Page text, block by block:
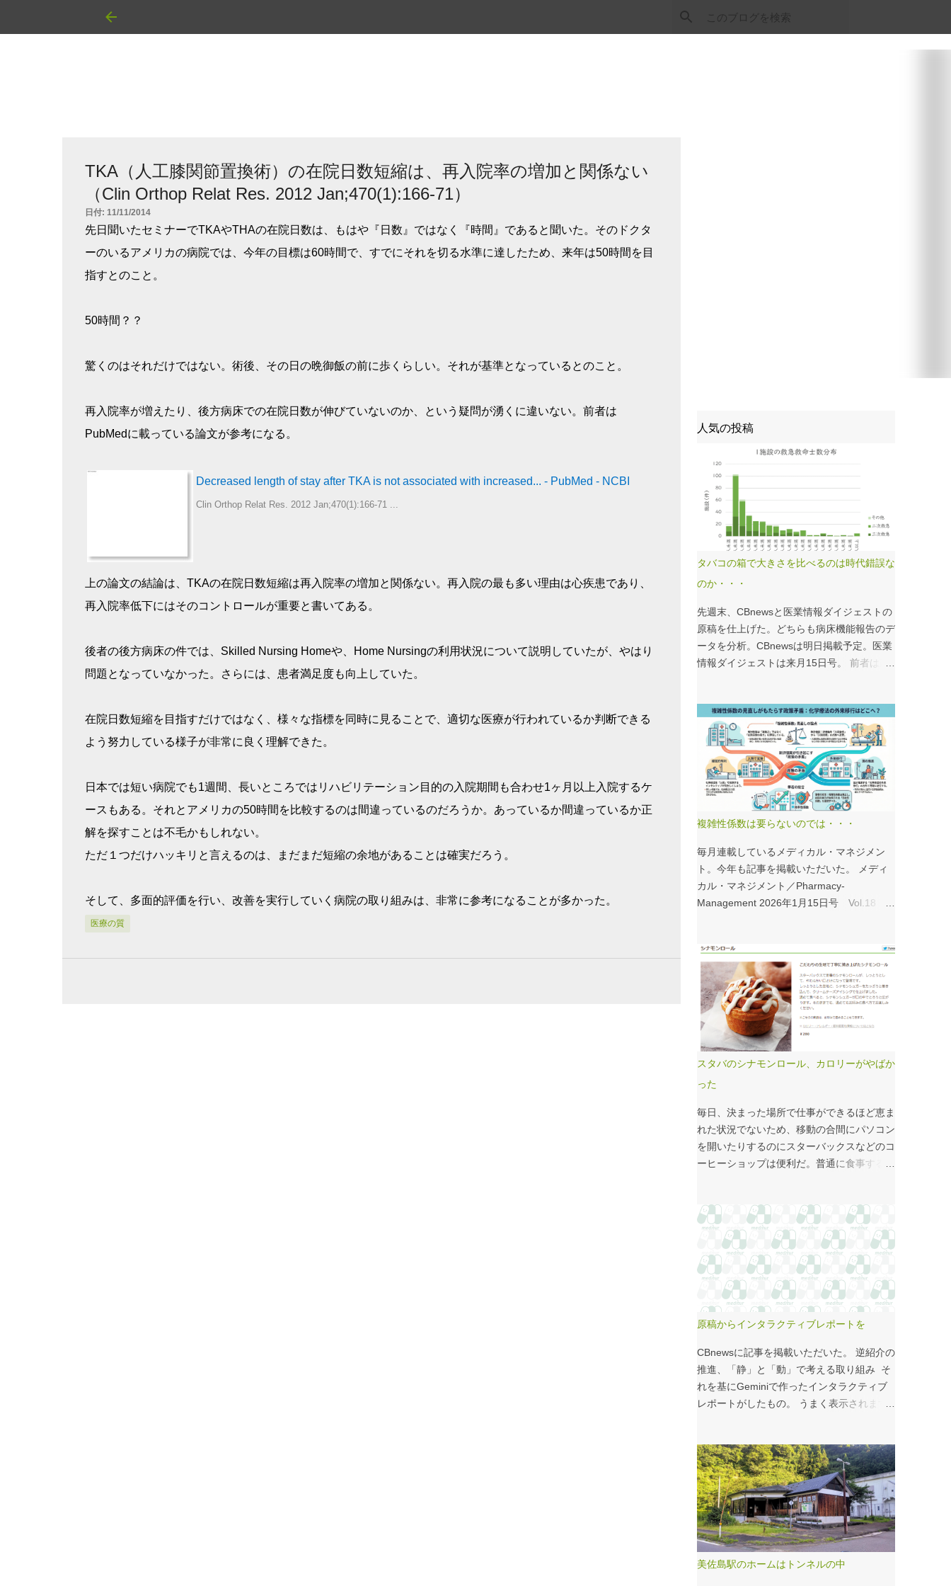
TKA（人工膝関節置換術）の在院日数短縮は、再入院率の増加と関係ない
（Clin Orthop Relat Res. 2012 Jan;470(1):166-71）
日付: 11/11/2014
先日聞いたセミナーでTKAやTHAの在院日数は、もはや『日数』ではなく『時間』であると聞いた。そのドクタ
ーのいるアメリカの病院では、今年の目標は60時間で、すでにそれを切る水準に達したため、来年は50時間を目
指すとのこと。
50時間？？
驚くのはそれだけではない。術後、その日の晩御飯の前に歩くらしい。それが基準となっているとのこと。
再入院率が増えたり、後方病床での在院日数が伸びていないのか、という疑問が湧くに違いない。前者は
PubMedに載っている論文が参考になる。
Decreased length of stay after TKA is not associated with increased... - PubMed - NCBI
Clin Orthop Relat Res. 2012 Jan;470(1):166-71 ...
上の論文の結論は、TKAの在院日数短縮は再入院率の増加と関係ない。再入院の最も多い理由は心疾患であり、
再入院率低下にはそのコントロールが重要と書いてある。
後者の後方病床の件では、Skilled Nursing Homeや、Home Nursingの利用状況について説明していたが、やはり
問題となっていなかった。さらには、患者満足度も向上していた。
在院日数短縮を目指すだけではなく、様々な指標を同時に見ることで、適切な医療が行われているか判断できる
よう努力している様子が非常に良く理解できた。
日本では短い病院でも1週間、長いところではリハビリテーション目的の入院期間も合わせ1ヶ月以上入院するケ
ースもある。それとアメリカの50時間を比較するのは間違っているのだろうか。あっているか間違っているか正
解を探すことは不毛かもしれない。
ただ１つだけハッキリと言えるのは、まだまだ短縮の余地があることは確実だろう。
そして、多面的評価を行い、改善を実行していく病院の取り組みは、非常に参考になることが多かった。
医療の質
人気の投稿
タバコの箱で大きさを比べるのは時代錯誤な
のか・・・
先週末、CBnewsと医業情報ダイジェストの
原稿を仕上げた。どちらも病床機能報告のデ
ータを分析。CBnewsは明日掲載予定。医業
情報ダイジェストは来月15日号。 前者は建
さんも病床機能報告をチェックすることをお
すすめしたい。 具体的にどうみたらいい
の？ なぜおすすめなの？という疑問には、
医業情報ダイジェストの記事をお読みくださ
い！なのだが、分析結果の一例は下のグラ
フ。 病床機能報告（2023年度報告）を基に
勤換算）の合計。人数が0人の施設は集計に
含まない この施設は何人いるんだろう？、
あの施設は何人だろう？と見てみるだけでも
十分興味深いが、上のグラフのような情報が
頭に入っていると、比較整理しやすいと思
国府の国司館（こくしのたち）を復元したも
のだ。写真だけでは、大きさが分かりづらい
はずだ。 今月訪れた武蔵国府跡 実際には10
分の1サイズの模型なので、それほど大きく
ない。人が一緒に写っている新聞記事（
（まちの記憶）武蔵国府跡 東京都府中市：
朝日新聞デジタル ）を見れば、大きさがわ
かりやすい。 救急救命士も同じで、うちは2
人いる、3人いるといったところで、それが
見ても情報は十分でないかもしれない。しか
し、ヒストグラムなどをあわせて見れば、相
対的なポジションが分かりやすい。朝日新聞
でタバコの箱を横に並べるのって、最近見か
けないなぁ・・・。このご時世、タバコは
NGなのか？？
複雑性係数は要らないのでは・・・
毎月連載しているメディカル・マネジメン
ト。今年も記事を掲載いただいた。 メディ
カル・マネジメント／Pharmacy-
Management 2026年1月15日号 Vol.18
価係数IIの現行の複雑性係数は「複雑さ」を
評価していない -「入院初期までの包括範囲
出来高点数」が高いのは化学療法 複雑性係
数は微妙だ・・・と言い続けて10数年、よ
うやく見直されるようだ。ただ、その見直し
内容も微妙では？？？というのが記事の主
頃、各方面から「話が長い」と言われている
ので、自分が話すよりAIが話した方がよいと
言われるのは時間の問題だろう。
スタバのシナモンロール、カロリーがやばか
った
毎日、決まった場所で仕事ができるほど恵ま
れた状況でないため、移動の合間にパソコン
を開いたりするのにスターバックスなどのコ
ーヒーショップは便利だ。普通に食事する時
ら、コーヒーを飲むこともある。 このシナ
モンロール。とても甘くてコーヒーにはぴっ
たりなのだが、いつもカロリーが気になって
いた。お腹の肉がだいぶたるんできたのは、
こいつのせいもあるのではないかと。 シナ
モンロール 556kcal 出所：
en-food.pdf 調べてビビった。これはまず
い。下手な食事以上のカロリーだ。 この
556kcalがどのくらいヤバイのか、スターバ
ックス以上に良く行くマクドナルドで考えて
みる。（ちなみにマクドナルドは食事目的で
じもの（530kcal～580kcal）を次のマクドナ
ルド商品から２つ選んでください ハンバー
ガー ビッグマック ダブルクォーターパウン
ダー・チーズ フィレオフィッシュ てりやき
マックバーガー マックフライポテト（S) マ
ックフライポテト（M) マックフライポテト
（L) 正解は続きで。
原稿からインタラクティブレポートを
CBnewsに記事を掲載いただいた。 逆紹介の
推進、「静」と「動」で考える取り組み そ
れを基にGeminiで作ったインタラクティブ
レポートがしたもの。 うまく表示されます
読みください！というどうしようもない結論
に。 逆紹介の推進：インタラクティブレポ
ート 逆紹介の推進レポート 課題 取り組みの
比較 患者の視点 解決策 なぜ「逆紹介」が重
要なのか？ 医師の働き方改革が進む中、大
病院の外来負担軽減は喫緊の課題です。その
美佐島駅のホームはトンネルの中